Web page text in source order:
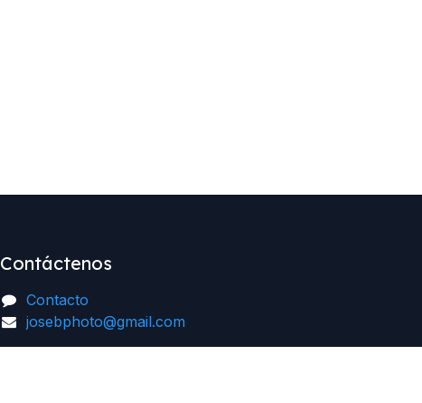
Contáctenos
Contacto
josebphoto@gmail.com